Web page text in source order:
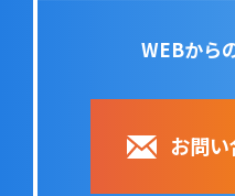
WEBから
お問